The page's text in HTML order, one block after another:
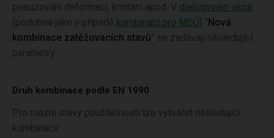
posuzování deformací, kmitání apod. V dialogovém okně
(podobně jako v případě kombinací pro MSÚ) "Nová
kombinace zatěžovacích stavů" se zadávají následující
parametry:
Druh kombinace podle EN 1990
Pro mezní stavy použitelnosti lze vytvářet následující
kombinace: